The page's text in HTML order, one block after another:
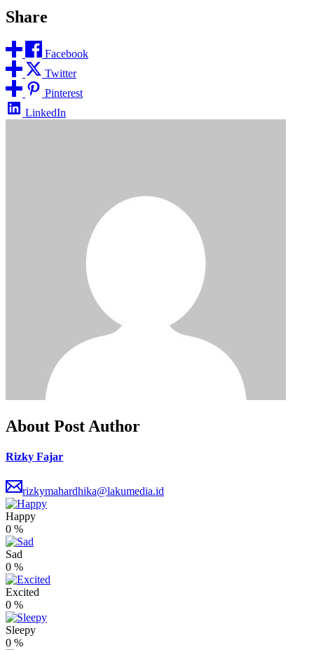
Share
Facebook
Twitter
Pinterest
LinkedIn
About Post Author
Rizky Fajar
rizkymahardhika@lakumedia.id
Happy
0 %
Sad
0 %
Excited
0 %
Sleepy
0 %